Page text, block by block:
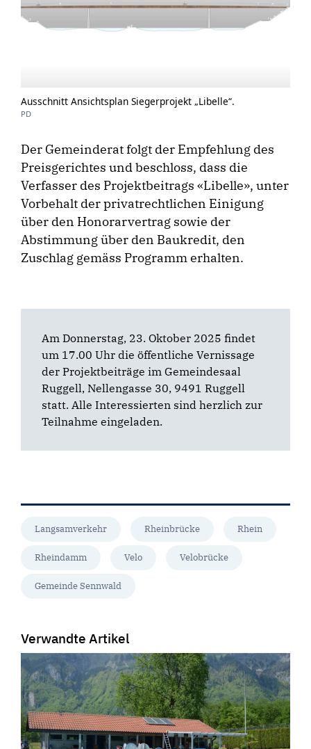
Ausschnitt Ansichtsplan Siegerprojekt „Libelle“.
PD
Der Gemeinderat folgt der Empfehlung des
Preisgerichtes und beschloss, dass die
Verfasser des Projektbeitrags «Libelle», unter
Vorbehalt der privatrechtlichen Einigung
über den Honorarvertrag sowie der
Abstimmung über den Baukredit, den
Zuschlag gemäss Programm erhalten.
Am Donnerstag, 23. Oktober 2025 findet
um 17.00 Uhr die öffentliche Vernissage
der Projektbeiträge im Gemeindesaal
Ruggell, Nellengasse 30, 9491 Ruggell
statt. Alle Interessierten sind herzlich zur
Teilnahme eingeladen.
Langsamverkehr Rheinbrücke Rhein
Rheindamm Velo Velobrücke
Gemeinde Sennwald
Verwandte Artikel